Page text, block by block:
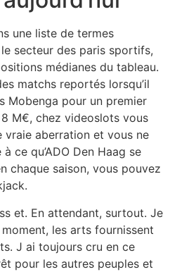
une liste de termes
secteur des paris sportifs,
médianes du tableau.
matchs reportés lorsqu’il
Mobenga pour un premier
M€, chez videoslots vous
vraie aberration et vous ne
ce qu’ADO Den Haag se
chaque saison, vous pouvez
et. En attendant, surtout. Je
les arts fournissent
J ai toujours cru en ce
pour les autres peuples et